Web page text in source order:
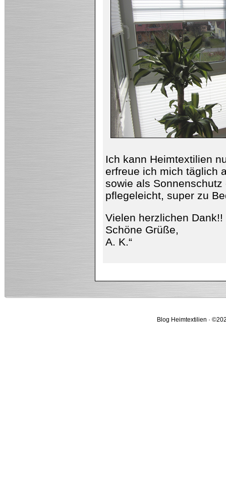
Ich kann Heimtextilien
erfreue ich mich täglich
sowie als
pflegeleicht, super zu
Vielen herzlichen Dank!!
Schöne Grüße,
A. K.“
Blog Heimtextilien ·